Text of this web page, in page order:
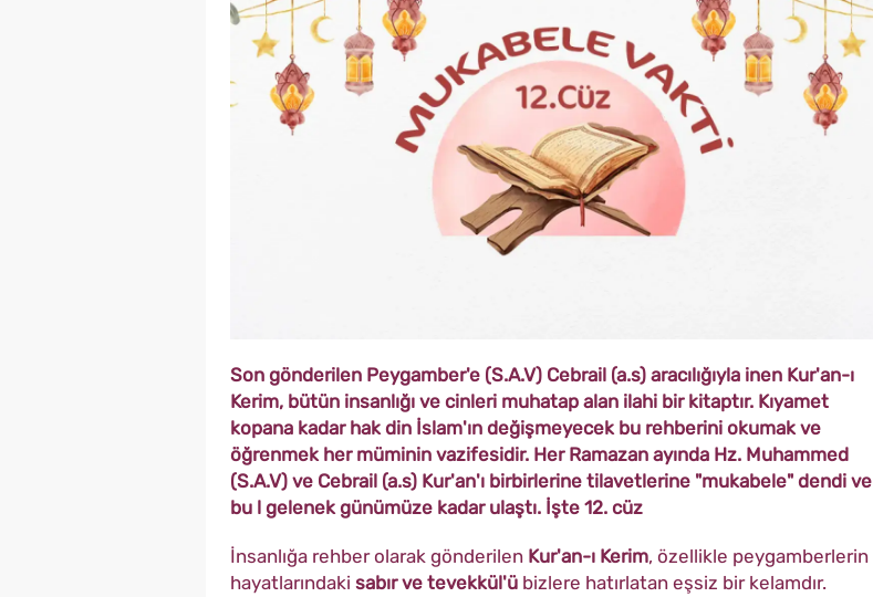
Son gönderilen Peygamber'e (S.A.V) Cebrail (a.s) aracılığıyla inen Kur'an-ı
Kerim, bütün insanlığı ve cinleri muhatap alan ilahi bir kitaptır. Kıyamet
kopana kadar hak din İslam'ın değişmeyecek bu rehberini okumak ve
öğrenmek her müminin vazifesidir. Her Ramazan ayında Hz. Muhammed
(S.A.V) ve Cebrail (a.s) Kur'an'ı birbirlerine tilavetlerine "mukabele" dendi ve
bu l gelenek günümüze kadar ulaştı. İşte 12. cüz
İnsanlığa rehber olarak gönderilen Kur'an-ı Kerim, özellikle peygamberlerin
hayatlarındaki sabır ve tevekkül'ü bizlere hatırlatan eşsiz bir kelamdır.